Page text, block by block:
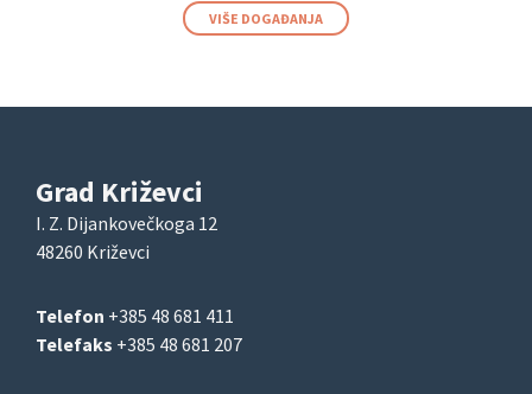
VIŠE DOGAĐANJA
Grad Križevci
I. Z. Dijankovečkoga 12
48260 Križevci
Telefon +385 48 681 411
Telefaks +385 48 681 207